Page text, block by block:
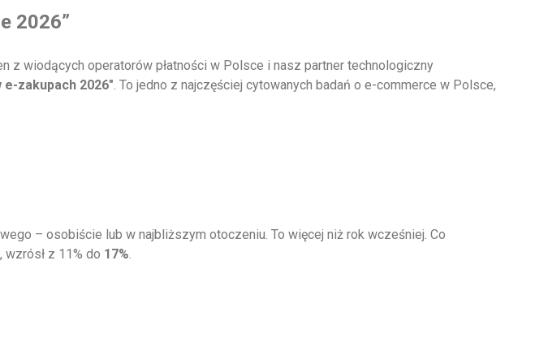
2026”
z wiodących operatorów płatności w Polsce i nasz partner technologiczny
zakupach 2026″. To jedno z najczęściej cytowanych badań o e-commerce w Polsce,
– osobiście lub w najbliższym otoczeniu. To więcej niż rok wcześniej. Co
, wzrósł z 11% do 17%.